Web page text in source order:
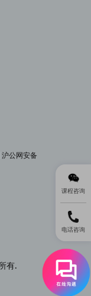
公网安备
有.
课程咨询
电话咨询